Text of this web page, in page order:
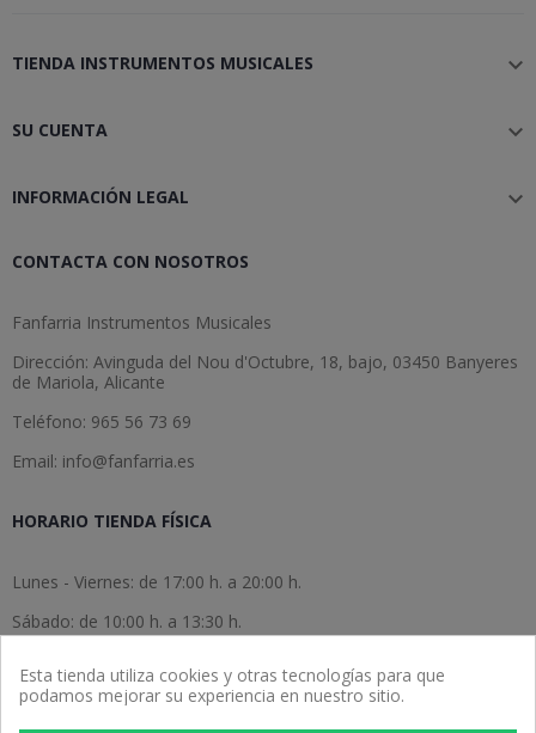
TIENDA INSTRUMENTOS MUSICALES 
SU CUENTA 
INFORMACIÓN LEGAL 
CONTACTA CON NOSOTROS
Fanfarria Instrumentos Musicales
Dirección: Avinguda del Nou d'Octubre, 18, bajo, 03450 Banyeres
de Mariola, Alicante
Teléfono: 965 56 73 69
Email: info@fanfarria.es
HORARIO TIENDA FÍSICA
Lunes - Viernes: de 17:00 h. a 20:00 h.
Sábado: de 10:00 h. a 13:30 h.
Esta tienda utiliza cookies y otras tecnologías para que
podamos mejorar su experiencia en nuestro sitio.